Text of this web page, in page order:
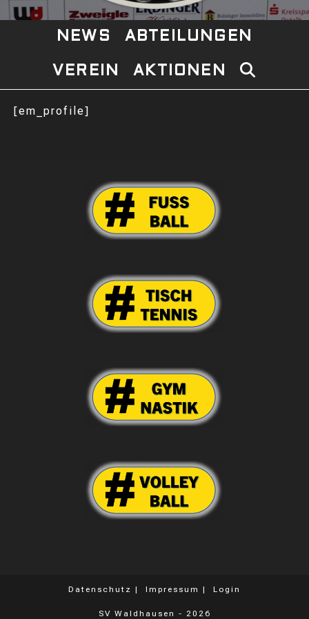
NEWS ABTEILUNGEN
VEREIN AKTIONEN WEBSITE-
[em_profile]
Datenschutz Impressum Login
SV Waldhausen - 2026